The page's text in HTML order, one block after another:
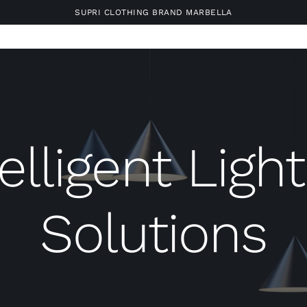
SUPRI CLOTHING BRAND MARBELLA
Solutions